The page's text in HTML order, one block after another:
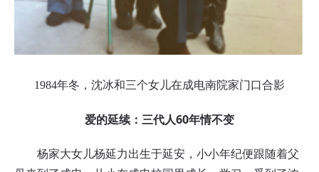
1984年冬，沈冰和三个女儿在成电南院家门口合影
爱的延续：三代人60年情不变
杨家大女儿杨延力出生于延安，小小年纪便跟随着父